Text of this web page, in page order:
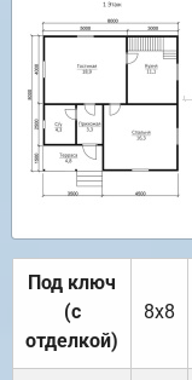
Под ключ
(с
отделкой)
8х8